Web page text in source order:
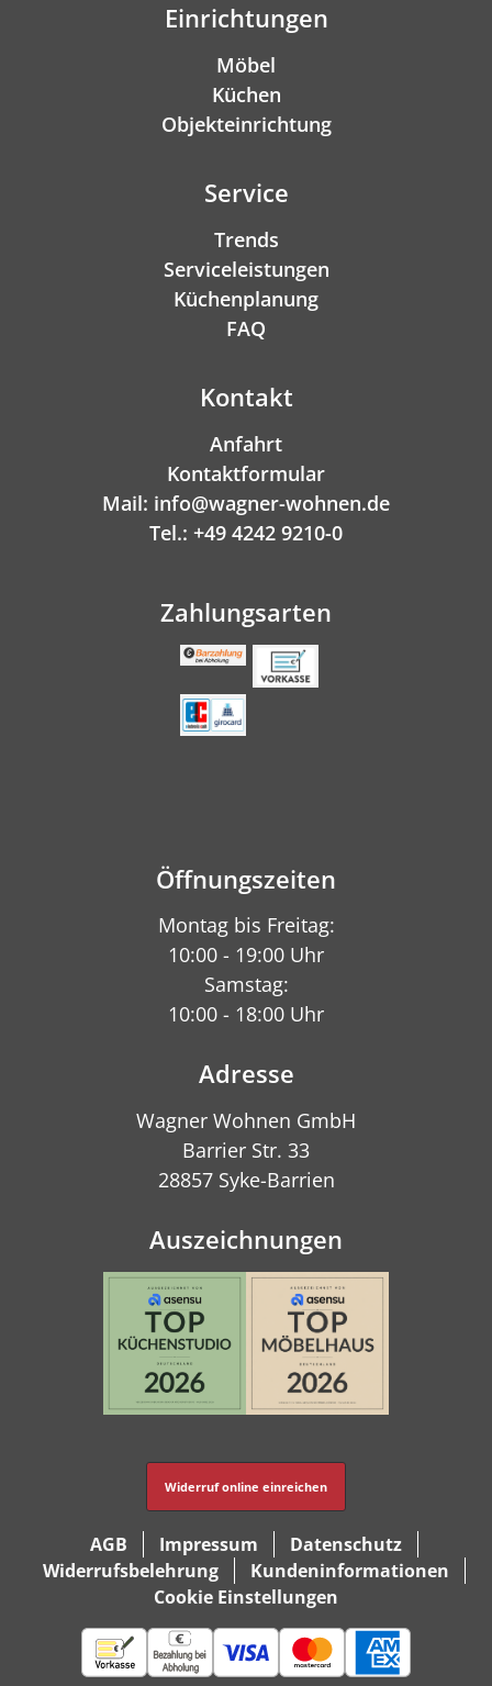
Einrichtungen
Möbel
Küchen
Objekteinrichtung
Service
Trends
Serviceleistungen
Küchenplanung
FAQ
Kontakt
Anfahrt
Kontaktformular
Mail: info@wagner-wohnen.de
Tel.: +49 4242 9210-0
Zahlungsarten
Öffnungszeiten
Montag bis Freitag:
10:00 - 19:00 Uhr
Samstag:
10:00 - 18:00 Uhr
Adresse
Wagner Wohnen GmbH
Barrier Str. 33
28857 Syke-Barrien
Auszeichnungen
Widerruf online einreichen
AGB Impressum
Datenschutz
Widerrufsbelehrung
Kundeninformationen
Cookie Einstellungen